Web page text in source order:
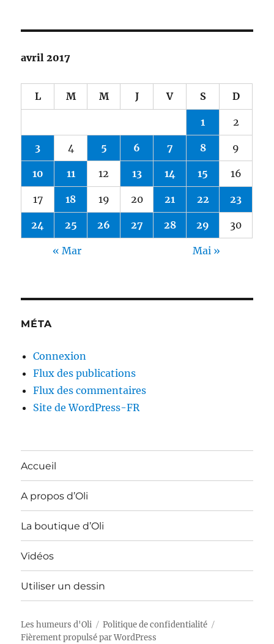
avril 2017
L M M J V S D
1 2
3 4 5 6 7 8 9
10 11 12 13 14 15 16
17 18 19 20 21 22 23
24 25 26 27 28 29 30
« Mar Mai »
MÉTA
Connexion
Flux des publications
Flux des commentaires
Site de WordPress-FR
Accueil
A propos d’Oli
La boutique d’Oli
Vidéos
Utiliser un dessin
Les humeurs d'Oli
Politique de confidentialité
Fièrement propulsé par WordPress